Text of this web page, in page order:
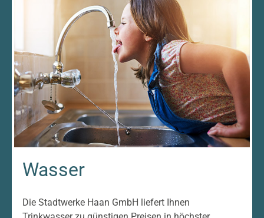
Wasser
Die Stadtwerke Haan GmbH liefert Ihnen